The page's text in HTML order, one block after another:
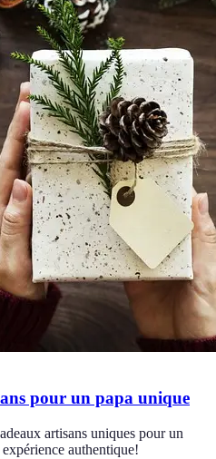
pour un papa unique
artisans uniques pour un
authentique!